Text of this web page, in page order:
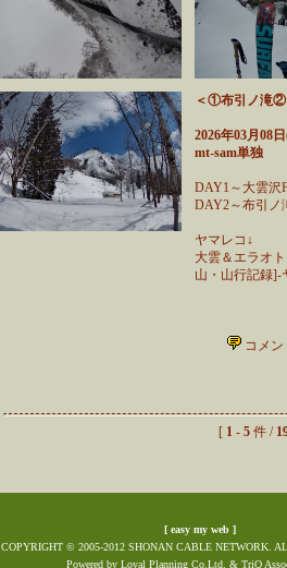
＜①布引ノ滝②
2026年03月08
mt-sam単独
DAY1～大雲沢
DAY2～布引ノ
ヤマレコ↓
大雲＆エラオ
山・山行記録]-
コメン
[ 1- 5件 /
[ easy my web ]
COPYRIGHT © 2005-2012 SHONAN CABLE NETWORK.
Powered by Loyal Planning Co.Ltd. & TriQ